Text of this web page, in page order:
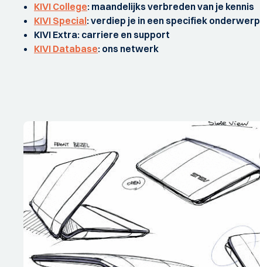
KIVI College: maandelijks verbreden van je kennis
KIVI Special: verdiep je in een specifiek onderwerp
KIVI Extra: carriere en support
KIVI Database: ons netwerk